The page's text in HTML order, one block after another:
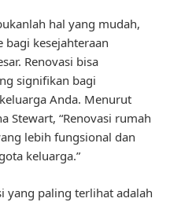
hal yang mudah,
bagi kesejahteraan
Renovasi bisa
signifikan bagi
Anda. Menurut
Stewart, “Renovasi rumah
lebih fungsional dan
keluarga.”
yang paling terlihat adalah